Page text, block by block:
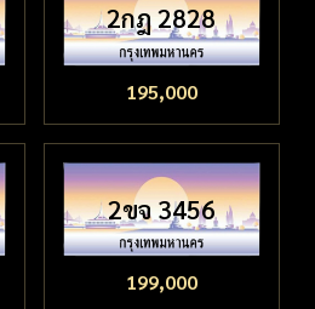
2กฎ 2828
195,000
2ขจ 3456
199,000